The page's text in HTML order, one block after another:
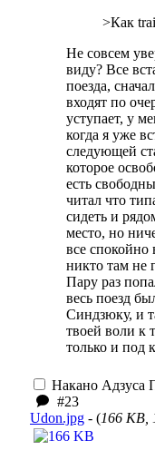
>Как
Не совсем
виду? Все
поезда,
входят по
уступает, у
когда я уже
следующей
которое
есть
читал что
сидеть и
место, но
все спокойно
никто там не
Пару раз
весь поезд
Синдзюку, и
твоей воли к
только и под
Накано Адзуса
#23
Udon.jpg - (166 KB,